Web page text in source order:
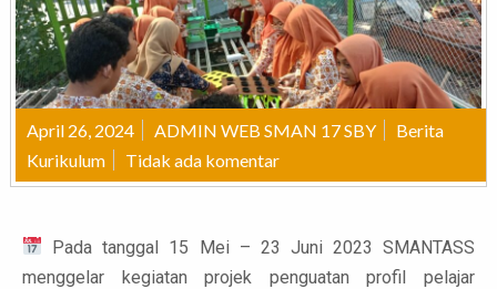
April 26, 2024 ADMIN WEB SMAN 17 SBY
Berita
Kurikulum
Tidak ada komentar
Pada tanggal 15 Mei – 23 Juni 2023 SMANTASS
menggelar kegiatan projek penguatan profil pelajar